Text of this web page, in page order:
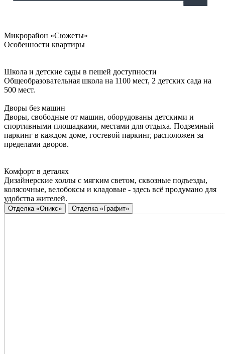
Микрорайон «Сюжеты»
Особенности квартиры
Школа и детские сады в пешей доступности
Общеобразовательная школа на 1100 мест, 2 детских сада на
500 мест.
Дворы без машин
Дворы, свободные от машин, оборудованы детскими и
спортивными площадками, местами для отдыха. Подземный
паркинг в каждом доме, гостевой паркинг, расположен за
пределами дворов.
Комфорт в деталях
Дизайнерские холлы с мягким светом, сквозные подъезды,
колясочные, велобоксы и кладовые - здесь всё продумано для
удобства жителей.
Отделка «Оникс» Отделка «Графит»